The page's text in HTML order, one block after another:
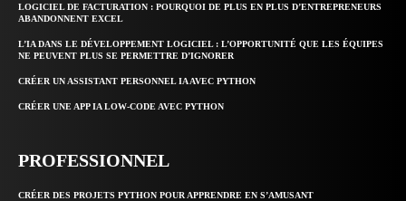
LOGICIEL DE FACTURATION : POURQUOI DE PLUS EN PLUS D’ENTREPRENEURS
ABANDONNENT EXCEL
L’IA DANS LE DÉVELOPPEMENT LOGICIEL : L’OPPORTUNITÉ QUE LES ÉQUIPES
NE PEUVENT PLUS SE PERMETTRE D’IGNORER
CRÉER UN ASSISTANT PERSONNEL IA AVEC PYTHON
CRÉER UNE APP IA LOW-CODE AVEC PYTHON
PROFESSIONNEL
CRÉER DES PROJETS PYTHON POUR APPRENDRE EN S’AMUSANT